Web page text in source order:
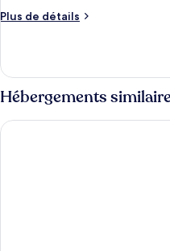
Plus de détails
Plus
le
type
de
Chambre
Hébergements
Guam Plaza Resort